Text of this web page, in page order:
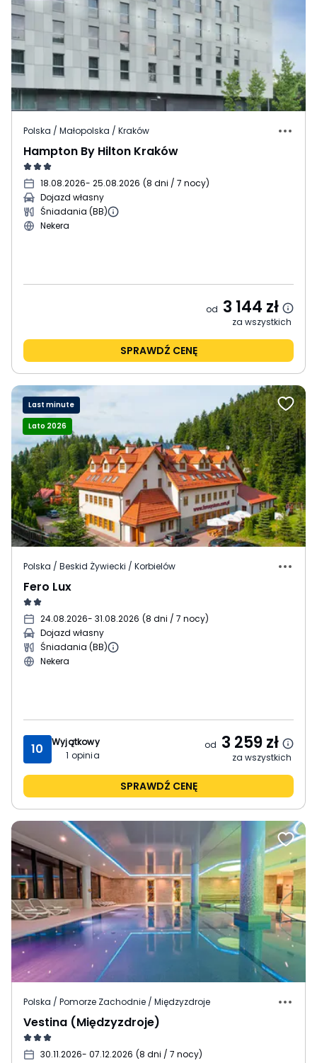
Polska / Małopolska / Kraków
Hampton By Hilton Kraków
18.08.2026- 25.08.2026 (8 dni / 7 nocy)
Dojazd własny
Śniadania (BB)
Nekera
od 3 144 zł
za wszystkich
SPRAWDŹ CENĘ
Last minute
Lato 2026
Polska / Beskid Żywiecki / Korbielów
Fero Lux
24.08.2026- 31.08.2026 (8 dni / 7 nocy)
Dojazd własny
Śniadania (BB)
Nekera
10
Wyjątkowy
1 opinia
od 3 259zł
za wszystkich
SPRAWDŹ CENĘ
Polska / Pomorze Zachodnie / Międzyzdroje
Vestina (Międzyzdroje)
30.11.2026- 07.12.2026 (8 dni / 7 nocy)